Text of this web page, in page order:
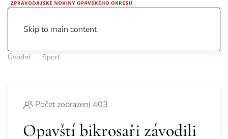
Skip to main content
Úvodní Sport
Počet zobrazení 403
Opavští bikrosaři závodili